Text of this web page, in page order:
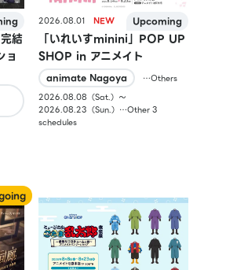
結
ョ
2026.08.01
「いれいすminini」POP UP
SHOP in アニメイト
animate Nagoya
…Others
2026.08.08（Sat.）〜
2026.08.23（Sun.）…Other 3
schedules